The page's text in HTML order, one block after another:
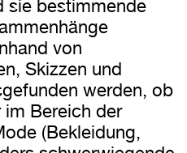
sie bestimmende
von
Skizzen und
werden, ob
Bereich der
(Bekleidung,